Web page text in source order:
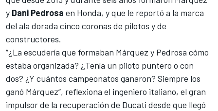
y Dani Pedrosa en Honda, y que le reportó a la marca
del ala dorada cinco coronas de pilotos y de
constructores.
“¿La escudería que formaban Márquez y Pedrosa cómo
estaba organizada? ¿Tenía un piloto puntero o con
dos? ¿Y cuántos campeonatos ganaron? Siempre los
ganó Márquez”, reflexiona el ingeniero italiano, el gran
impulsor de la recuperación de Ducati desde que llegó